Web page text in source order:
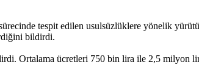
tespit edilen usul­süzlüklere yönelik
bildir­di.
Ortalama ücretleri 750 bin lira ile 2,5 milyon